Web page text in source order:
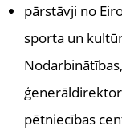
pārstāvji no
sporta un
pētniecības